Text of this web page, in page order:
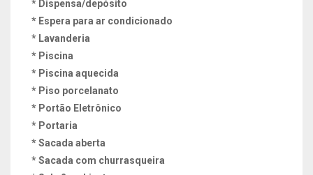
* Dispensa/depósito
* Espera para ar condicionado
* Lavanderia
* Piscina
* Piscina aquecida
* Piso porcelanato
* Portão Eletrônico
* Portaria
* Sacada aberta
* Sacada com churrasqueira